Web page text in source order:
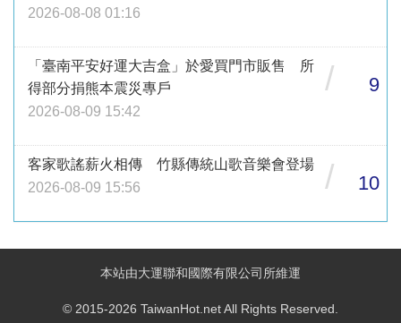
2026-08-08 01:16
「臺南平安好運大吉盒」於愛買門市販售 所
得部分捐熊本震災專戶
2026-08-09 15:42
/ 9
客家歌謠薪火相傳 竹縣傳統山歌音樂會登場
2026-08-09 15:56
/ 10
本站由大運聯和國際有限公司所維運
© 2015-2026 TaiwanHot.net All Rights Reserved.